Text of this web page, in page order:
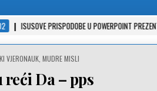
PRISPODOBE U POWERPOINT PREZENTACIJAMA
VJERONAUK ,MUDRE MISLI
Da – pps